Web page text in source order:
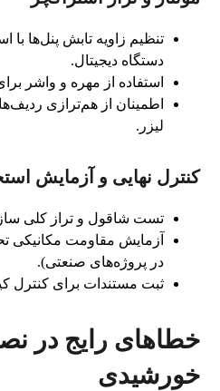
تنظیم زاویه تابش پنل‌ها با
دستگاه دیجیتال.
استفاده از مهره و واشر
اطمینان از هم‌ترازی
لیزر.
کنترل نهایی و آزمایش
تست شاقول و تراز کلی
آزمایش مقاومت مکانیکی
در پروژه‌های صنعتی).
ثبت مستندات برای کنترل
خطاهای رایج در
خورشیدی